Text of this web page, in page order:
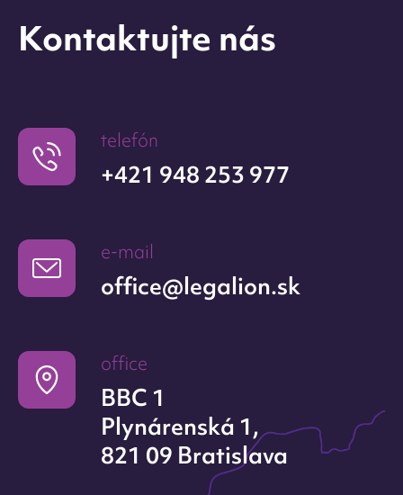
Kontaktujte nás
telefón
+421 948 253 977
e-mail
office@legalion.sk
office
BBC 1
Plynárenská 1,
821 09 Bratislava